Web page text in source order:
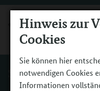
Hinweis zur
Cookies
Sie können hier
notwendigen Cookies
Informationen
Service